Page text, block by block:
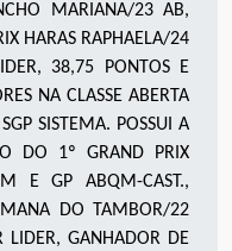
MARIANA/23 AB,
HARAS RAPHAELA/24
38,75 PONTOS E
NA CLASSE ABERTA
SISTEMA. POSSUI A
DO 1º GRAND PRIX
E GP ABQM-CAST.,
DO TAMBOR/22
LIDER, GANHADOR DE